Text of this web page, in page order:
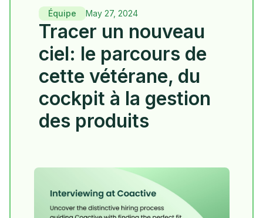
Équipe May 27, 2024
Tracer un nouveau
ciel: le parcours de
cette vétérane, du
cockpit à la gestion
des produits